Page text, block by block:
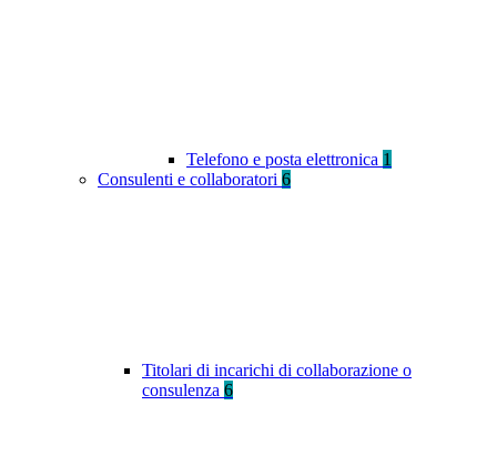
Telefono e posta elettronica 1
Consulenti e collaboratori 6
Titolari di incarichi di collaborazione o
consulenza 6